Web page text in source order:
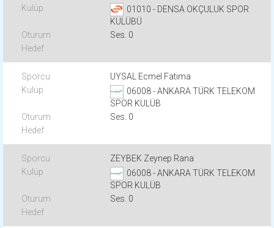
01010 - DENSA OKÇULUK SPOR
KULÜBÜ
Ses. 0
UYSAL Ecmel Fatıma
06008 - ANKARA TÜRK TELEKOM
SPOR KULÜB
Ses. 0
ZEYBEK Zeynep Rana
06008 - ANKARA TÜRK TELEKOM
SPOR KULÜB
Ses. 0